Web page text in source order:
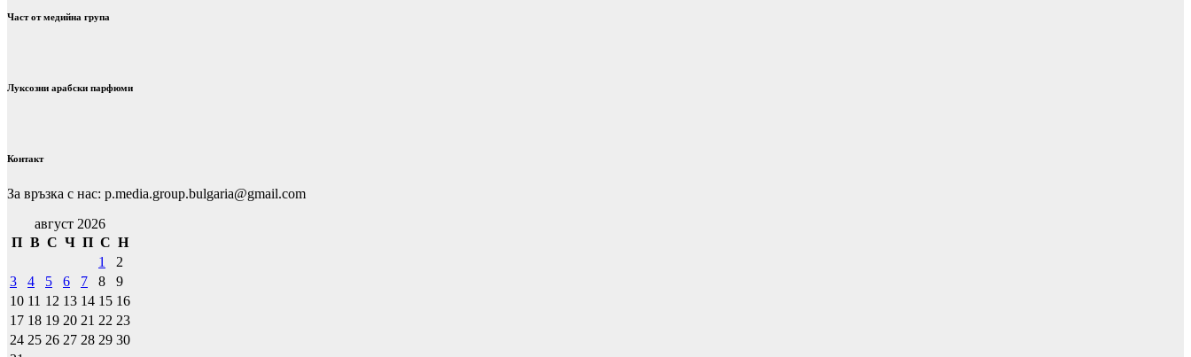
Част от медийна група
Луксозни арабски парфюми
Контакт
За връзка с нас: p.media.group.bulgaria@gmail.com
август 2026
П В С Ч П С Н
1
2
3
4 5 6 7 8
9
10 11 12 13 14 15 16
17 18 19 20 21 22 23
24 25 26 27 28 29 30